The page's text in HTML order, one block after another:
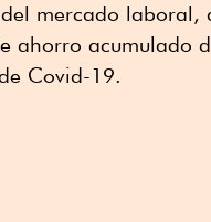
mercado laboral,
ahorro acumulado
Covid-19.